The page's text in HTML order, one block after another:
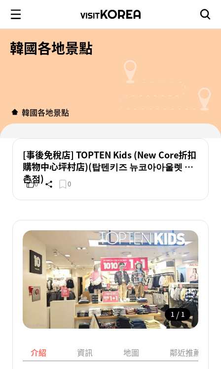
韓國各地景點
韓國各地景點
[事後免稅店] TOPTEN Kids (New Core折扣
購物中心坪村店)(탑텐키즈 뉴코아아울렛 평
촌점)
0 0
1 / 1
介紹 資訊 地圖 鄰近推薦景點